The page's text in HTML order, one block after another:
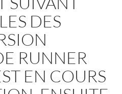
DES
RUNNER
EN COURS